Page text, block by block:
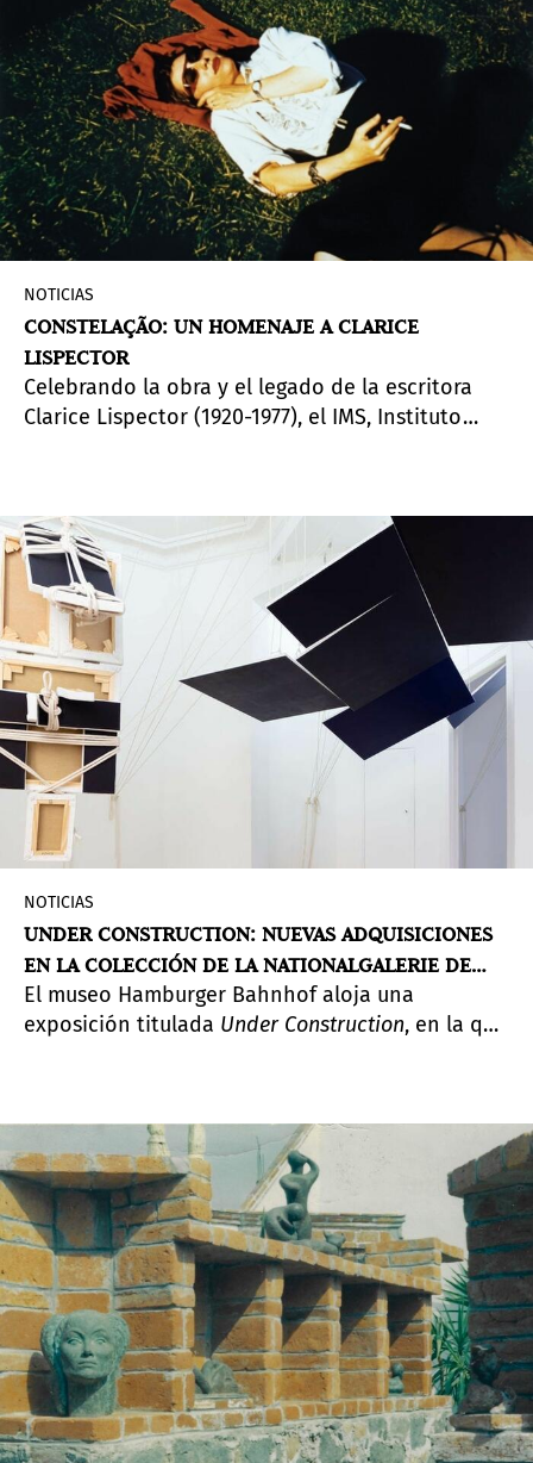
NOTICIAS
CONSTELAÇÃO: UN HOMENAJE A CLARICE
LISPECTOR
Celebrando la obra y el legado de la escritora
Clarice Lispector (1920-1977), el IMS, Instituto
Stigger, la muestra reúne aproximadamente 300
piezas, entre manuscritos, fotografías, cartas,
registros, materiales de prensa y otros
documentos.
NOTICIAS
UNDER CONSTRUCTION: NUEVAS ADQUISICIONES
EN LA COLECCIÓN DE LA NATIONALGALERIE DE
BERLIN
El museo Hamburger Bahnhof aloja una
exposición titulada Under Construction, en la que
últimos años gracias, en gran parte, a la
financiación de la Freunde der Nationalgalerie.